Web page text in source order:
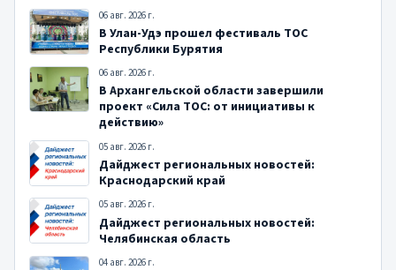
06 авг. 2026 г.
В Улан-Удэ прошел фестиваль ТОС
Республики Бурятия
06 авг. 2026 г.
В Архангельской области завершили
проект «Сила ТОС: от инициативы к
действию»
05 авг. 2026 г.
Дайджест региональных новостей:
Краснодарский край
05 авг. 2026 г.
Дайджест региональных новостей:
Челябинская область
04 авг. 2026 г.